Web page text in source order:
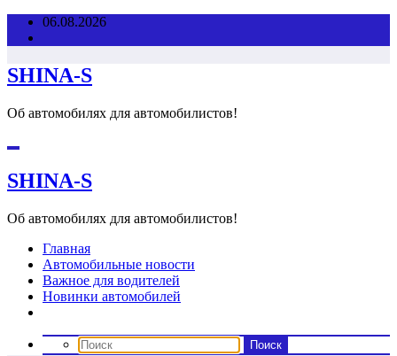
Перейти06.08.2026
SHINA-S
Об автомобилях для автомобилистов!
SHINA-S
Об автомобилях для автомобилистов!
Главная
Автомобильные новости
Важное для водителей
Новинки автомобилей